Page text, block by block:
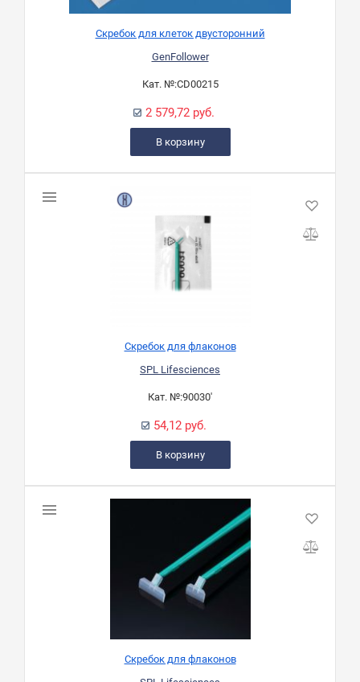
Скребок для клеток двусторонний
GenFollower
Кат. №:CD00215
2 579,72 руб.
В корзину
Скребок для флаконов
SPL Lifesciences
Кат. №:90030'
54,12 руб.
В корзину
Скребок для флаконов